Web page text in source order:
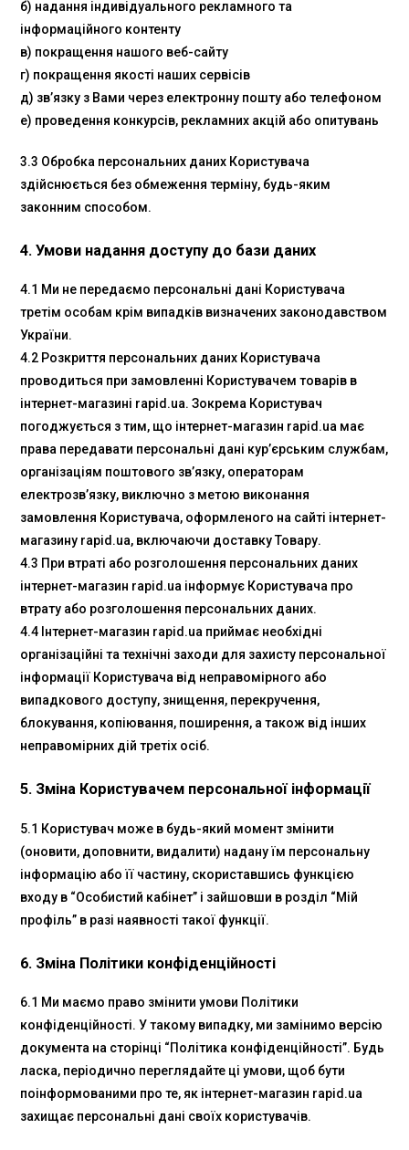
б) надання індивідуального рекламного та
інформаційного контенту
в) покращення нашого веб-сайту
г) покращення якості наших сервісів
д) зв’язку з Вами через електронну пошту або телефоном
е) проведення конкурсів, рекламних акцій або опитувань
3.3 Обробка персональних даних Користувача
здійснюється без обмеження терміну, будь-яким
законним способом.
4. Умови надання доступу до бази даних
4.1 Ми не передаємо персональні дані Користувача
третім особам крім випадків визначених законодавством
України.
4.2 Розкриття персональних даних Користувача
проводиться при замовленні Користувачем товарів в
інтернет-магазині rapid.ua. Зокрема Користувач
погоджується з тим, що інтернет-магазин rapid.ua має
права передавати персональні дані кур’єрським службам,
організаціям поштового зв’язку, операторам
електрозв’язку, виключно з метою виконання
замовлення Користувача, оформленого на сайті інтернет-
магазину rapid.ua, включаючи доставку Товару.
4.3 При втраті або розголошення персональних даних
інтернет-магазин rapid.ua інформує Користувача про
втрату або розголошення персональних даних.
4.4 Інтернет-магазин rapid.ua приймає необхідні
організаційні та технічні заходи для захисту персональної
інформації Користувача від неправомірного або
випадкового доступу, знищення, перекручення,
блокування, копіювання, поширення, а також від інших
неправомірних дій третіх осіб.
5. Зміна Користувачем персональної інформації
5.1 Користувач може в будь-який момент змінити
(оновити, доповнити, видалити) надану їм персональну
інформацію або її частину, скориставшись функцією
входу в “Особистий кабінет” і зайшовши в розділ “Мій
профіль” в разі наявності такої функції.
6. Зміна Політики конфіденційності
6.1 Ми маємо право змінити умови Політики
конфіденційності. У такому випадку, ми замінимо версію
документа на сторінці “Політика конфіденційності”. Будь
ласка, періодично переглядайте ці умови, щоб бути
поінформованими про те, як інтернет-магазин rapid.ua
захищає персональні дані своїх користувачів.